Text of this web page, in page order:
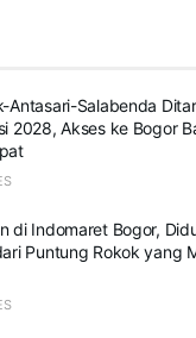
Antasari-Salabenda
2028, Akses ke Bogor
di Indomaret Bogor,
Puntung Rokok yang